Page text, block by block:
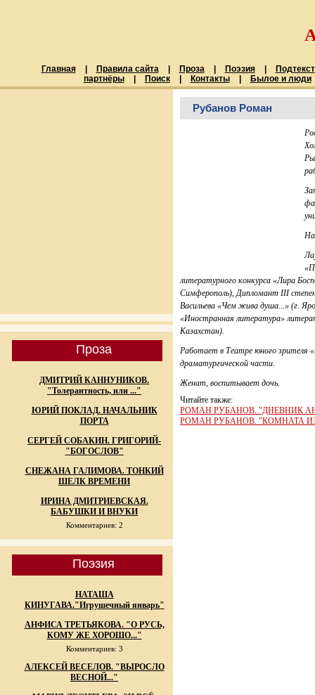
Главная Правила сайта Проза Поэзия
Подтекст
партнёры
Поиск Контакты Былое и люди
Проза
ДМИТРИЙ КАННУНИКОВ.
"Толерантность, или ..."
ЮРИЙ ПОКЛАД. НАЧАЛЬНИК
ПОРТА
СЕРГЕЙ СОБАКИН. ГРИГОРИЙ-
"БОГОСЛОВ"
СНЕЖАНА ГАЛИМОВА. ТОНКИЙ
ШЕЛК ВРЕМЕНИ
ИРИНА ДМИТРИЕВСКАЯ.
БАБУШКИ И ВНУКИ
Комментариев: 2
Поэзия
НАТАША
КИНУГАВА."Игрушечный январь"
АНФИСА ТРЕТЬЯКОВА. "О РУСЬ,
КОМУ ЖЕ ХОРОШО..."
Комментариев: 3
АЛЕКСЕЙ ВЕСЕЛОВ. "ВЫРОСЛО
ВЕСНОЙ..."
Рубанов Роман
литературного конкурса «Лира
Симферополь), Дипломант III
Васильева «Чем жива душа...» (г.
«Иностранная литература»
Казахстан).
Работает в Театре юного зрителя
драматургической части.
Женат, воспитывает дочь.
Читайте также:
РОМАН РУБАНОВ. "ДНЕВНИК
РОМАН РУБАНОВ. "КОМНАТА